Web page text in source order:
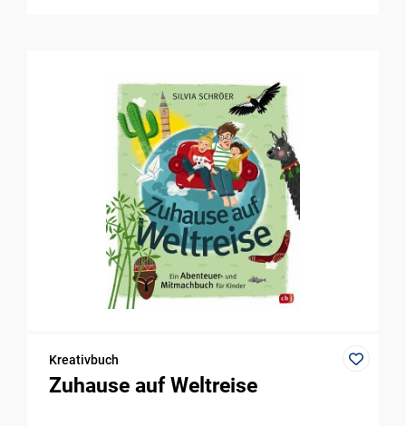
Kreativbuch
Zuhause auf Weltreise